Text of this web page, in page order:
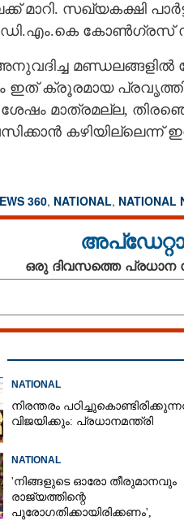
മാറി. സഖ്യകക്ഷി
ഡി.എം.കെ കോണ്‍ഗ്രസ്
ഇത് ക്രൂരമായ
ശേഷം മാത്രമല്ല,
കഴിയില്ലെന്ന്
360, NATIONAL, NATIONAL
ഒരു ദിവസത്തെ
NATIONAL
നിരന്തരം
വിജയിക്കും: പ്രധാനമന്ത്രി
NATIONAL
'നിങ്ങളുടെ ഓരോ തീരുമാനവും
രാജ്യത്തിന്റെ
പുരോഗതിക്കായിരിക്കണം',​